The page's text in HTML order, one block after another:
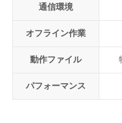
通信環境
オフライン作業
動作ファイル
パフォーマンス